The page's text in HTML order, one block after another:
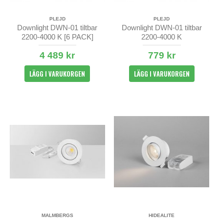
PLEJD
Downlight DWN-01 tiltbar
2200-4000 K [6 PACK]
4 489 kr
LÄGG I VARUKORGEN
PLEJD
Downlight DWN-01 tiltbar
2200-4000 K
779 kr
LÄGG I VARUKORGEN
MALMBERGS HIDEALITE